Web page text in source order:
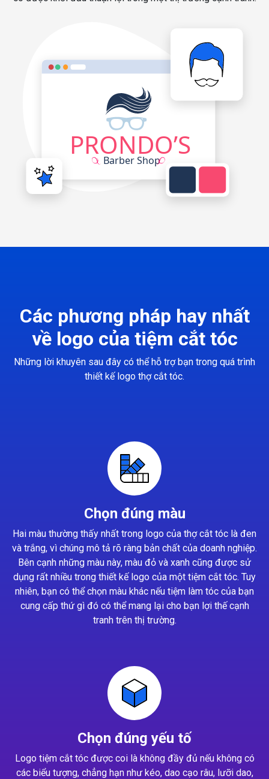
Các phương pháp hay nhất
về logo của tiệm cắt tóc
Những lời khuyên sau đây có thể hỗ trợ bạn trong quá trình
thiết kế logo thợ cắt tóc.
Chọn đúng màu
Hai màu thường thấy nhất trong logo của thợ cắt tóc là đen
và trắng, vì chúng mô tả rõ ràng bản chất của doanh nghiệp.
Bên cạnh những màu này, màu đỏ và xanh cũng được sử
dụng rất nhiều trong thiết kế logo của một tiệm cắt tóc. Tuy
nhiên, bạn có thể chọn màu khác nếu tiệm làm tóc của bạn
cung cấp thứ gì đó có thể mang lại cho bạn lợi thế cạnh
tranh trên thị trường.
Chọn đúng yếu tố
Logo tiệm cắt tóc được coi là không đầy đủ nếu không có
các biểu tượng, chẳng hạn như kéo, dao cạo râu, lưỡi dao,